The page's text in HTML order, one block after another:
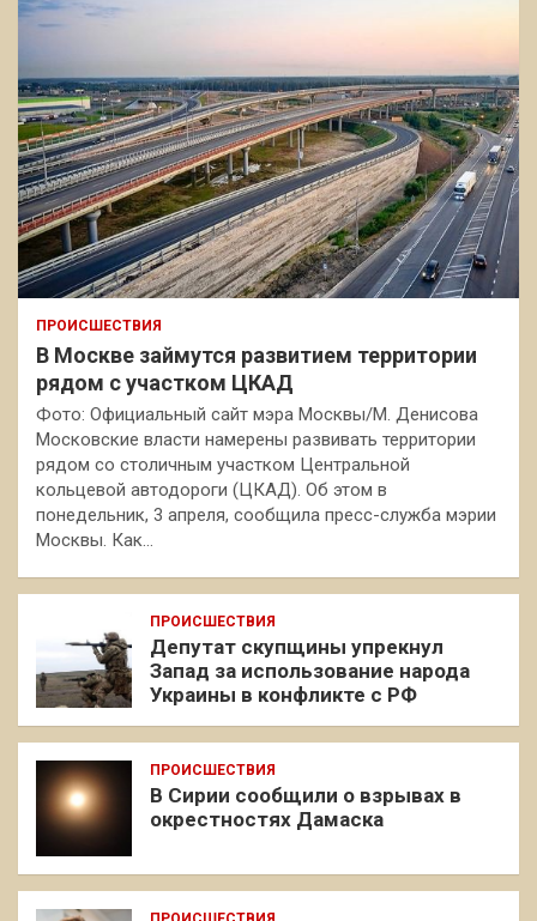
ПРОИСШЕСТВИЯ
В Москве займутся развитием территории
рядом с участком ЦКАД
Фото: Официальный сайт мэра Москвы/М. Денисова
Московские власти намерены развивать территории
рядом со столичным участком Центральной
кольцевой автодороги (ЦКАД). Об этом в
понедельник, 3 апреля, сообщила пресс-служба мэрии
Москвы. Как…
ПРОИСШЕСТВИЯ
Депутат скупщины упрекнул
Запад за использование народа
Украины в конфликте с РФ
ПРОИСШЕСТВИЯ
В Сирии сообщили о взрывах в
окрестностях Дамаска